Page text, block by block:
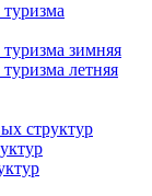
зимняя
летняя
структур